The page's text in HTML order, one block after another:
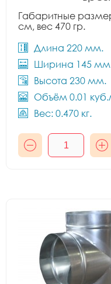
Габаритные
см, вес 470 гр.
Длина 220 мм.
Ширина 145
Высота 230 мм.
Объём 0.01
Вес: 0.470 кг.